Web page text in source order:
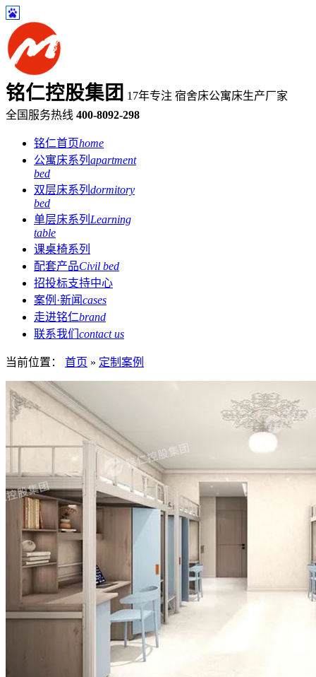
铭仁控股集团 17年专注 宿舍床公寓床生产厂家
全国服务热线 400-8092-298
铭仁首页home
公寓床系列 apartment
bed
双层床系列 dormitory
bed
单层床系列 Learning
table
课桌椅系列
配套产品Civil bed
招投标支持中心
案例·新闻cases
走进铭仁brand
联系我们 contact us
当前位置： 首页 » 定制案例